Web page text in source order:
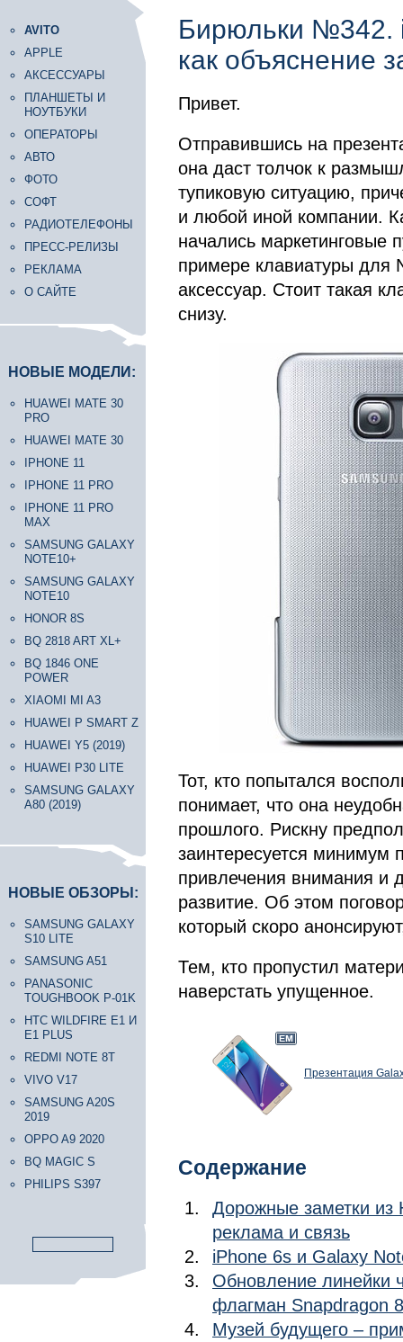
AVITO
APPLE
АКСЕССУАРЫ
ПЛАНШЕТЫ И
НОУТБУКИ
ОПЕРАТОРЫ
АВТО
ФОТО
СОФТ
РАДИОТЕЛЕФОНЫ
ПРЕСС-РЕЛИЗЫ
РЕКЛАМА
О САЙТЕ
НОВЫЕ МОДЕЛИ:
HUAWEI MATE 30
PRO
HUAWEI MATE 30
IPHONE 11
IPHONE 11 PRO
IPHONE 11 PRO
MAX
SAMSUNG GALAXY
NOTE10+
SAMSUNG GALAXY
NOTE10
HONOR 8S
BQ 2818 ART XL+
BQ 1846 ONE
POWER
XIAOMI MI A3
HUAWEI P SMART Z
HUAWEI Y5 (2019)
HUAWEI P30 LITE
SAMSUNG GALAXY
A80 (2019)
НОВЫЕ ОБЗОРЫ:
SAMSUNG GALAXY
S10 LITE
SAMSUNG A51
PANASONIC
TOUGHBOOK P-01K
HTC WILDFIRE E1 И
E1 PLUS
REDMI NOTE 8T
VIVO V17
SAMSUNG A20S
2019
OPPO A9 2020
BQ MAGIC S
PHILIPS S397
Бирюльки №342.
как объяснение
Привет.
Отправившись на
она даст толчок к
тупиковую ситуацию,
и любой иной компании.
начались маркетинговые
примере клавиатуры для
аксессуар. Стоит такая
снизу.
Тот, кто попытался
понимает, что она
прошлого. Рискну
заинтересуется минимум
привлечения внимания и
развитие. Об этом
который скоро
Тем, кто пропустил
наверстать упущенное.
Презентация
Содержание
Дорожные заметки из
реклама и связь
iPhone 6s и Galaxy
Обновление линейки
флагман Snapdragon
Музей будущего –